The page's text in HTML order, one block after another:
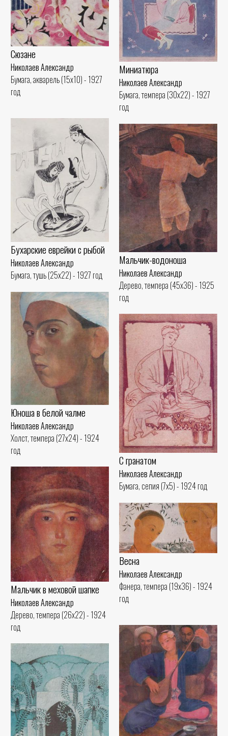
Сюзане
Николаев Александр
Бумага, акварель (15x10) - 1927
год
Миниатюра
Николаев Александр
Бумага, темпера (30x22) - 1927
год
Бухарские еврейки с рыбой
Николаев Александр
Бумага, тушь (25x22) - 1927 год
Мальчик-водоноша
Николаев Александр
Дерево, темпера (45x36) - 1925
год
Юноша в белой чалме
Николаев Александр
Холст, темпера (27x24) - 1924
год
С гранатом
Николаев Александр
Бумага, сепия (7x5) - 1924 год
Мальчик в меховой шапке
Николаев Александр
Дерево, темпера (26x22) - 1924
год
Весна
Николаев Александр
Фанера, темпера (19x36) - 1924
год